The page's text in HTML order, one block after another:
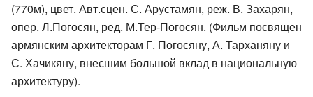
(770м), цвет. Авт.сцен. С. Арустамян, реж. В. Захарян,
опер. Л.Погосян, ред. М.Тер-Погосян. (Фильм посвящен
армянским архитекторам Г. Погосяну, А. Тарханяну и
С. Хачикяну, внесшим большой вклад в национальную
архитектуру).